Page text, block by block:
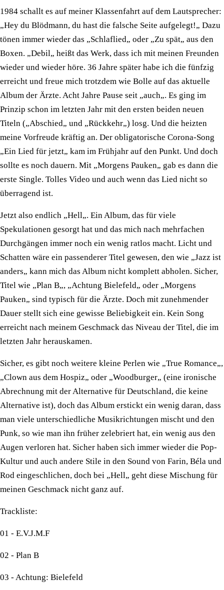
1984 schallt es auf meiner Klassenfahrt auf dem Lautsprecher:
„Hey du Blödmann, du hast die falsche Seite aufgelegt!„ Dazu
tönen immer wieder das „Schlaflied„ oder „Zu spät„ aus den
Boxen. „Debil„ heißt das Werk, dass ich mit meinen Freunden
wieder und wieder höre. 36 Jahre später habe ich die fünfzig
erreicht und freue mich trotzdem wie Bolle auf das aktuelle
Album der Ärzte. Acht Jahre Pause seit „auch„. Es ging im
Prinzip schon im letzten Jahr mit den ersten beiden neuen
Titeln („Abschied„ und „Rückkehr„) losg. Und die heizten
meine Vorfreude kräftig an. Der obligatorische Corona-Song
„Ein Lied für jetzt„ kam im Frühjahr auf den Punkt. Und doch
sollte es noch dauern. Mit „Morgens Pauken„ gab es dann die
erste Single. Tolles Video und auch wenn das Lied nicht so
überragend ist.
Jetzt also endlich „Hell„. Ein Album, das für viele
Spekulationen gesorgt hat und das mich nach mehrfachen
Durchgängen immer noch ein wenig ratlos macht. Licht und
Schatten wäre ein passenderer Titel gewesen, den wie „Jazz ist
anders„ kann mich das Album nicht komplett abholen. Sicher,
Titel wie „Plan B„, „Achtung Bielefeld„ oder „Morgens
Pauken„ sind typisch für die Ärzte. Doch mit zunehmender
Dauer stellt sich eine gewisse Beliebigkeit ein. Kein Song
erreicht nach meinem Geschmack das Niveau der Titel, die im
letzten Jahr herauskamen.
Sicher, es gibt noch weitere kleine Perlen wie „True Romance„,
„Clown aus dem Hospiz„ oder „Woodburger„ (eine ironische
Abrechnung mit der Alternative für Deutschland, die keine
Alternative ist), doch das Album erstickt ein wenig daran, dass
man viele unterschiedliche Musikrichtungen mischt und den
Punk, so wie man ihn früher zelebriert hat, ein wenig aus den
Augen verloren hat. Sicher haben sich immer wieder die Pop-
Kultur und auch andere Stile in den Sound von Farin, Béla und
Rod eingeschlichen, doch bei „Hell„ geht diese Mischung für
meinen Geschmack nicht ganz auf.
Trackliste:
01 - E.V.J.M.F
02 - Plan B
03 - Achtung: Bielefeld